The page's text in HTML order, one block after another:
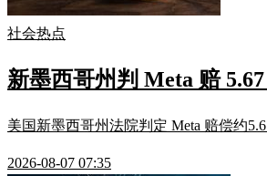
社会热点
新墨西哥州判 Meta 赔
美国新墨西哥州法院判定 Meta 赔偿约
2026-08-07 07:35